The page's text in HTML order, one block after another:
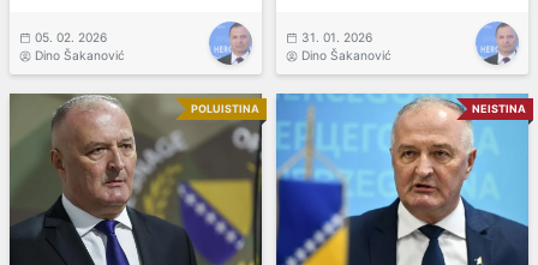
05. 02. 2026
Dino Šakanović
31. 01. 2026
Dino Šakanović
POLUISTINA NEISTINA